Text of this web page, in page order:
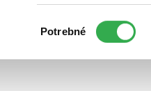
súhlasu
Potrebné